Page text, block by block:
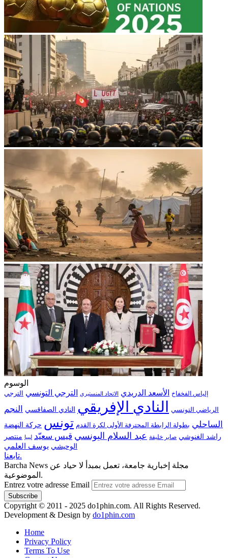
الوسوم
إلياس الفخفاخ الأسعد الدريدي الاتحاد المنستيري الترجي التونسي الترجي
الرياضي التونسي النادي الإفريقي النادي الصفاقسي
النجم
الساحلي بطولة الرابطة المحترفة الأولى لكرة القدم تونس حركة النهضة
راشد الغنوشي صابر خليفة عبد السلام اليونسي قيس سعيّد ليبيا
منتصر
الوحيشي يوسف العلمي
تابعنا.
Barcha News مجلة إخبارية جامعة، تعمل بمبدأ لا حياد عن
الموضوعية.
Entrez votre adresse Email
Copyright © 2011 - 2025 do1phin.com. All Rights Reserved.
Development & Design by do1phin.com
Home
Privacy Policy
Terms To Use